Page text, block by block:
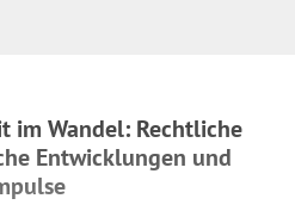
im Wandel: Rechtliche
Entwicklungen und